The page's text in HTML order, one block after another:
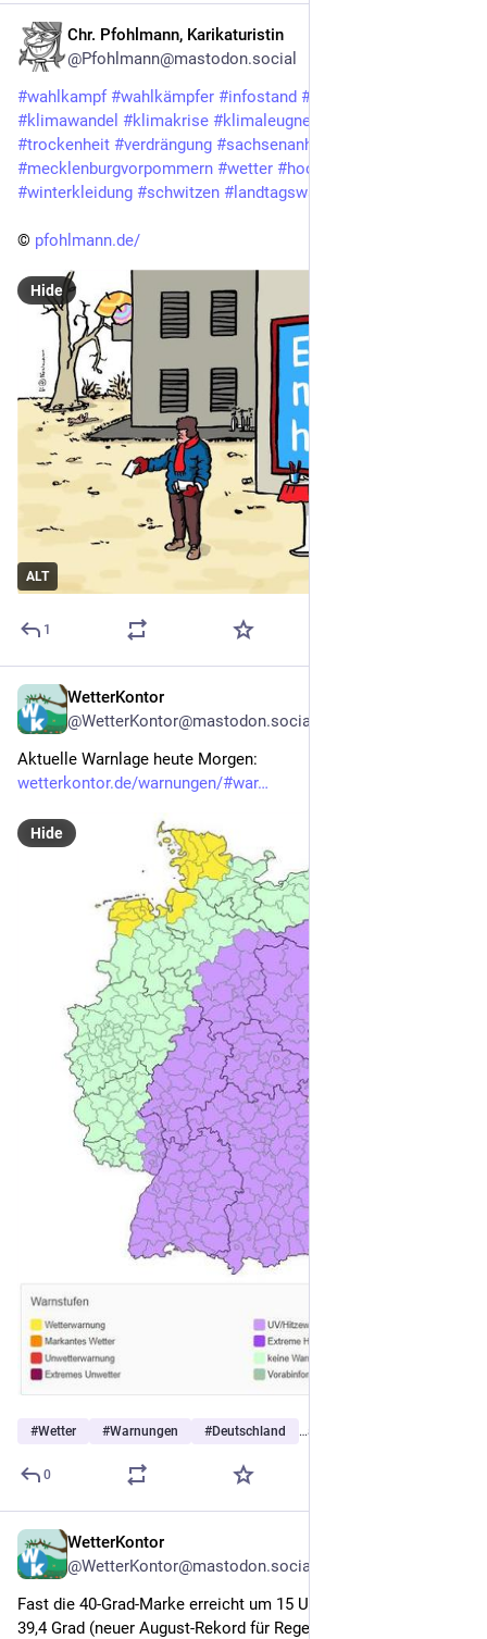
Chr. Pfohlmann, Karikaturistin
@Pfohlmann@mastodon.social
#wahlkampf #wahlkämpfer #infostand #
#klimawandel #klimakrise #klimaleugner
#trockenheit #verdrängung #sachsenanhalt
#mecklenburgvorpommern #wetter #hochsommer
#winterkleidung #schwitzen # landtagswahlen
© pfohlmann.de/
ALT
Hide
1
WetterKontor
@WetterKontor@mastodon.social
Aktuelle Warnlage heute Morgen:
wetterkontor.de/warnungen/#war
Hide
#Wetter #Warnungen #Deutschland …and 2 more
0
WetterKontor
@WetterKontor@mastodon.social
Fast die 40-Grad-Marke erreicht um 15 Uhr,
39,4 Grad (neuer August-Rekord für Regensburg), Aldersbach